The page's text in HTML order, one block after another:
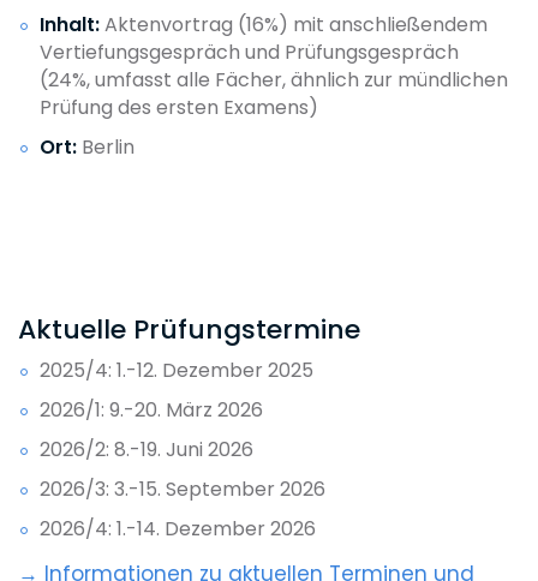
Inhalt:Aktenvortrag (16%) mit anschließendem
Vertiefungsgespräch und Prüfungsgespräch
(24%, umfasst alle Fächer, ähnlich zur mündlichen
Prüfung des ersten Examens)
Ort: Berlin
Aktuelle Prüfungstermine​​
2025/4: 1.-12. Dezember 2025
2026/1: 9.-20. März 2026
2026/2: 8.-19. Juni 2026
2026/3: 3.-15. September 2026
2026/4: 1.-14. Dezember 2026
→ Informationen zu aktuellen Terminen und